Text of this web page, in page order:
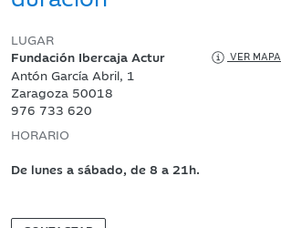
LUGAR
Fundación Ibercaja Actur
VER MAPA
Antón García Abril, 1
Zaragoza 50018
976 733 620
HORARIO
De lunes a sábado, de 8 a 21h.